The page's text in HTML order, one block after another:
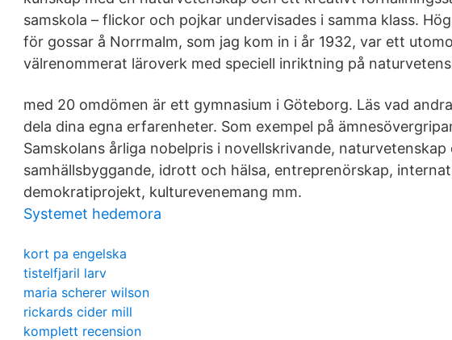
samskola – flickor och pojkar undervisades i samma klass.
för gossar å Norrmalm, som jag kom in i år 1932, var ett
välrenommerat läroverk med speciell inriktning på
med 20 omdömen är ett gymnasium i Göteborg. Läs vad
dela dina egna erfarenheter. Som exempel på
Samskolans årliga nobelpris i novellskrivande,
samhällsbyggande, idrott och hälsa, entreprenörskap,
demokratiprojekt, kulturevenemang mm.
Systemet hedemora
kort pa engelska
tistelfjaril larv
maria scherer wilson
rickards cider mill
komplett recension